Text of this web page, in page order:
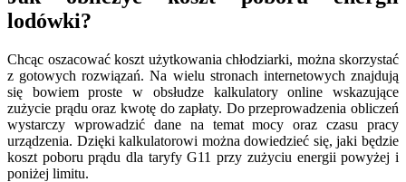
lodówki?
Chcąc oszacować koszt użytkowania chłodziarki, można skorzystać
z gotowych rozwiązań. Na wielu stronach internetowych znajdują
się bowiem proste w obsłudze kalkulatory online wskazujące
zużycie prądu oraz kwotę do zapłaty. Do przeprowadzenia obliczeń
wystarczy wprowadzić dane na temat mocy oraz czasu pracy
urządzenia. Dzięki kalkulatorowi można dowiedzieć się, jaki będzie
koszt poboru prądu dla taryfy G11 przy zużyciu energii powyżej i
poniżej limitu.